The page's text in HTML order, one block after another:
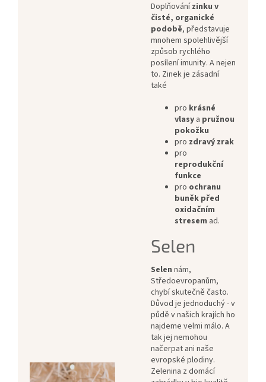
Doplňovánízinku v
čisté, organické
podobě, představuje
mnohem spolehlivější
způsob rychlého
posílení imunity. A nejen
to. Zinek je zásadní
také
pro krásné
vlasy a pružnou
pokožku
pro zdravý zrak
pro
reprodukční
funkce
pro ochranu
buněk před
oxidačním
stresem ad.
Selen
Selen nám,
Středoevropanům,
chybí skutečně často.
Důvod je jednoduchý - v
půdě v našich krajích ho
najdeme velmi málo. A
tak jej nemohou
načerpat ani naše
evropské plodiny.
Zelenina z domácí